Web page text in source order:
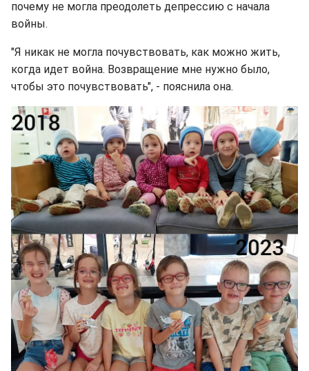
почему не могла преодолеть депрессию с начала
войны.
"Я никак не могла почувствовать, как можно жить,
когда идет война. Возвращение мне нужно было,
чтобы это почувствовать", - пояснила она.